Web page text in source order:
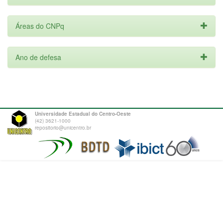
Áreas do CNPq
Ano de defesa
Universidade Estadual do Centro-Oeste
(42) 3621-1000
repositorio@unicentro.br